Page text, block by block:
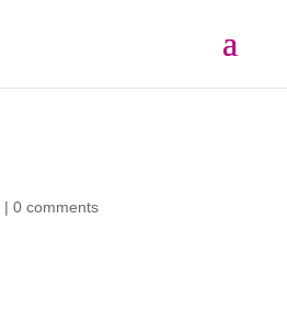
| 0 comments